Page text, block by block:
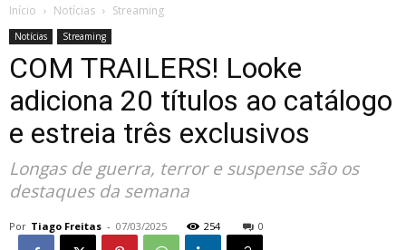
Início Notícias Streaming
Notícias Streaming
COM TRAILERS! Looke
adiciona 20 títulos ao catálogo
e estreia três exclusivos
Longas de guerra, terror e suspense são os
destaques da semana
Por Tiago Freitas - 07/03/2025 254 0